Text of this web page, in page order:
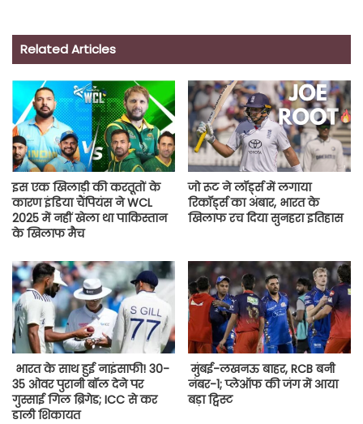
Related Articles
इस एक खिलाड़ी की करतूतों के
कारण इंडिया चैंपियंस ने WCL
2025 में नहीं खेला था पाकिस्तान
के खिलाफ मैच
जो रूट ने लॉर्ड्स में लगाया
रिकॉर्ड्स का अंबार, भारत के
खिलाफ रच दिया सुनहरा इतिहास
भारत के साथ हुई नाइंसाफी! 30-
35 ओवर पुरानी बॉल देने पर
गुस्साई गिल ब्रिगेड; ICC से कर
डाली शिकायत
मुंबई-लखनऊ बाहर, RCB बनी
नंबर-1; प्लेऑफ की जंग में आया
बड़ा ट्विस्ट